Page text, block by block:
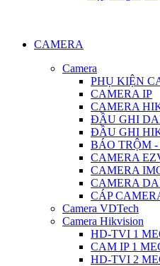
CAMERA
Camera
PHỤ KIỆN
CAMERA IP
CAMERA
ĐẦU GHI
ĐẦU GHI
BÁO TRỘM
CAMERA
CAMERA
CAMERA
CÁP
Camera VDTech
Camera Hikvision
HD-TVI 1
CAM IP 1
HD-TVI 2